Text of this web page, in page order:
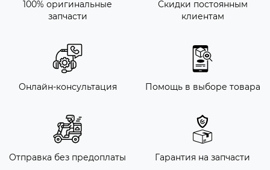
100% оригинальные
запчасти
Скидки постоянным
клиентам
Онлайн-консультация Помощь в выборе товара
Отправка без предоплаты Гарантия на запчасти